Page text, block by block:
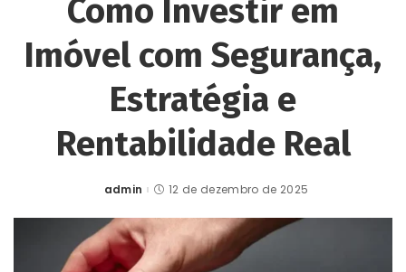
Como Investir em
Imóvel com Segurança,
Estratégia e
Rentabilidade Real
Posted
admin 12 de dezembro de 2025